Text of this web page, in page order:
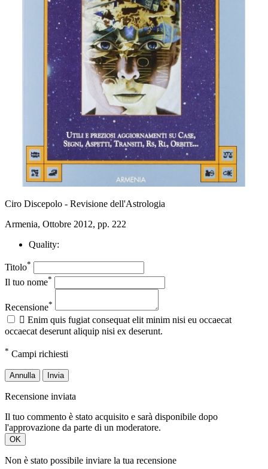
Ciro Discepolo - Revisione dell'Astrologia
Armenia, Ottobre 2012, pp. 222
Quality:
Titolo*
Il tuo nome*
Recensione*
 Enim quis fugiat consequat elit minim nisi eu occaecat
occaecat deserunt aliquip nisi ex deserunt.
* Campi richiesti
Annulla Invia
Recensione inviata
Il tuo commento è stato acquisito e sarà disponibile dopo
l'approvazione da parte di un moderatore.
OK
Non è stato possibile inviare la tua recensione